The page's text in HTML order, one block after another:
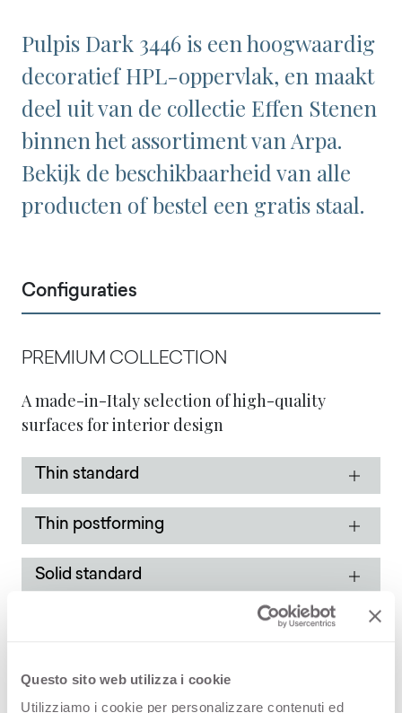
Questo sito web utilizza i cookie
Utilizziamo i cookie per personalizzare contenuti ed
Pulpis Dark 3446 is een hoogwaardig
decoratief HPL-oppervlak, en maakt
deel uit van de collectie Effen Stenen
binnen het assortiment van Arpa.
Bekijk de beschikbaarheid van alle
producten of bestel een gratis staal.
Configuraties
PREMIUM COLLECTION
A made-in-Italy selection of high-quality
surfaces for interior design
Thin standard
Thin postforming
Solid standard
Een made-in-Italië selectie van hoogwaardige
oppervlakken met een snel